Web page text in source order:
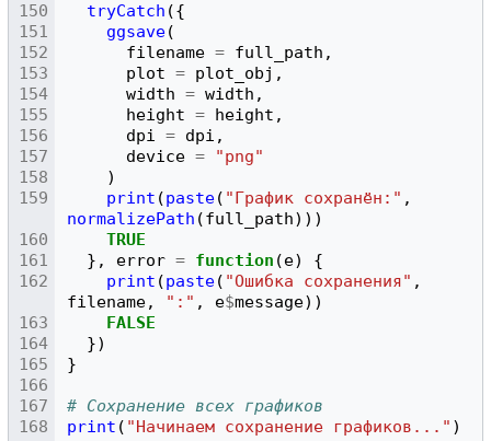
tryCatch ({
ggsave(
filename = full_path ,
plot = plot_obj ,
width = width ,
height = height ,
dpi = dpi ,
device =
"png"
)
print (paste( "График сохранён:" ,
normalizePath (full_path)))
TRUE
},
error = function (e)
{
print (paste( "Ошибка сохранения" ,
filename, ":" , e$message))
FALSE
})
}
# Сохранение всех графиков
print ( "Начинаем сохранение графиков..." )